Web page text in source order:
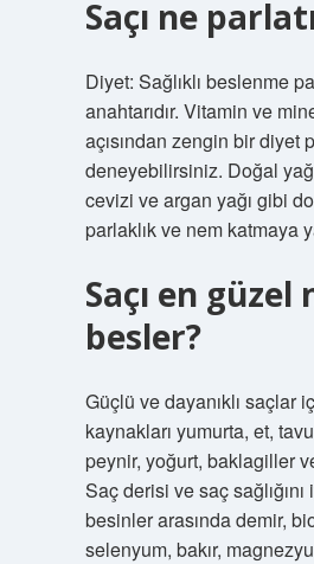
Saçı ne
Diyet: Sağlıklı beslenme
anahtarıdır. Vitamin ve
açısından zengin bir diyet
deneyebilirsiniz. Doğal
cevizi ve argan yağı gibi
parlaklık ve nem katmaya
Saçı en güzel
besler?
Güçlü ve dayanıklı saçlar
kaynakları yumurta, et,
peynir, yoğurt, baklagiller
Saç derisi ve saç
besinler arasında demir,
selenyum, bakır,